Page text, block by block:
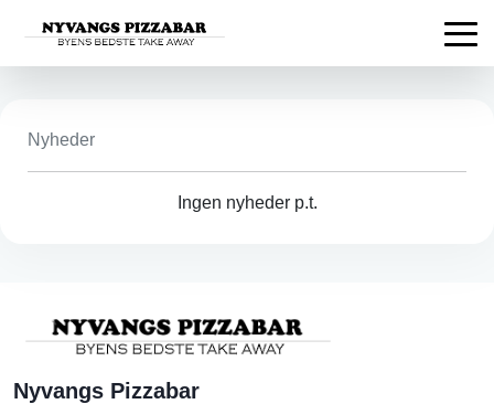
Nyheder
Ingen nyheder p.t.
Nyvangs Pizzabar